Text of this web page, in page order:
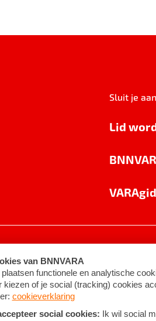
Sluit je aan
Lid
Algemene voorwaarden ©